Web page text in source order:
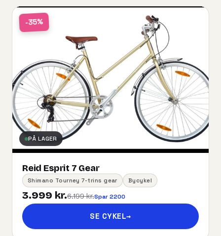
-35%
PÅ LAGER
Reid Esprit 7 Gear
Shimano Tourney 7-trins gear Bycykel
3.999 kr.6.199 kr.Spar 2200
SE CYKEL→